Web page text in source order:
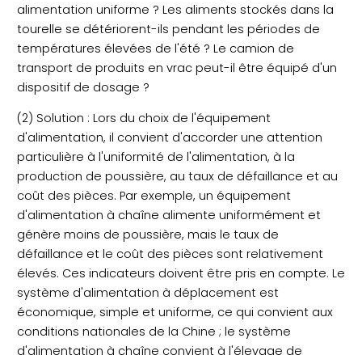
alimentation uniforme ? Les aliments stockés dans la
tourelle se détériorent-ils pendant les périodes de
températures élevées de l'été ? Le camion de
transport de produits en vrac peut-il être équipé d'un
dispositif de dosage ?
(2) Solution : Lors du choix de l'équipement
d'alimentation, il convient d'accorder une attention
particulière à l'uniformité de l'alimentation, à la
production de poussière, au taux de défaillance et au
coût des pièces. Par exemple, un équipement
d'alimentation à chaîne alimente uniformément et
génère moins de poussière, mais le taux de
défaillance et le coût des pièces sont relativement
élevés. Ces indicateurs doivent être pris en compte. Le
système d'alimentation à déplacement est
économique, simple et uniforme, ce qui convient aux
conditions nationales de la Chine ; le système
d'alimentation à chaîne convient à l'élevage de